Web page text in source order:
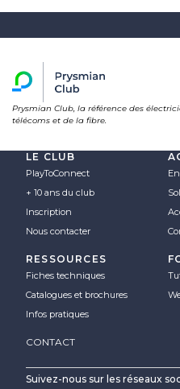
Prysmian Club, la référence des
télécoms et de la fibre.
LE CLUB
PlayToConnect
+ 10 ans du club
Inscription
Nous contacter
RESSOURCES
Fiches techniques
Catalogues et brochures
Infos pratiques
CONTACT
Suivez-nous sur les réseaux